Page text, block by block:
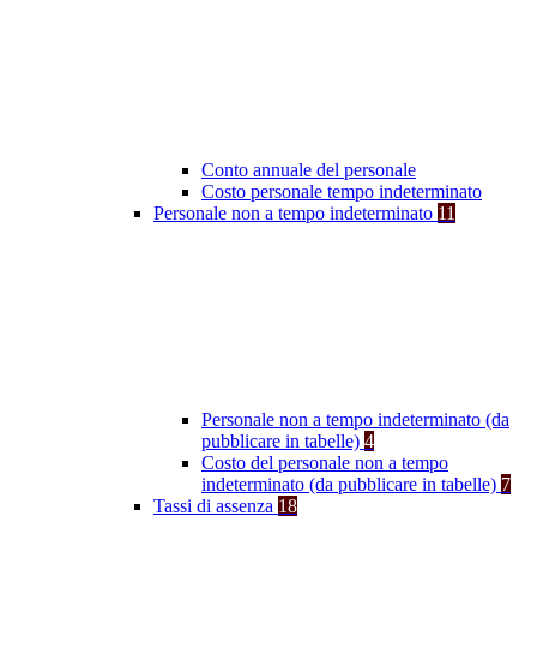
Conto annuale del personale
Costo personale tempo indeterminato
Personale non a tempo indeterminato 11
Personale non a tempo indeterminato (da
pubblicare in tabelle) 4
Costo del personale non a tempo
indeterminato (da pubblicare in tabelle) 7
Tassi di assenza 18